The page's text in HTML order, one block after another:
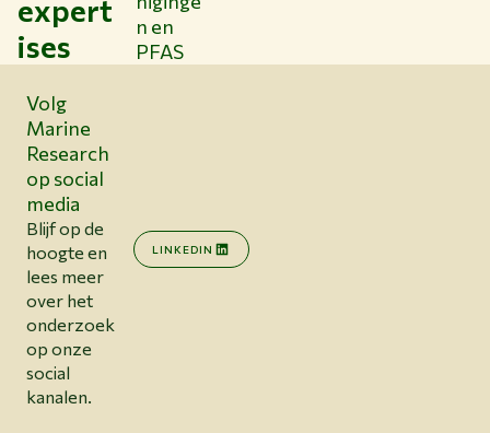
expert
ises
n en
PFAS
Volg
Marine
Research
op social
media
Blijf op de
hoogte en
lees meer
over het
onderzoek
op onze
social
kanalen.
LINKEDIN